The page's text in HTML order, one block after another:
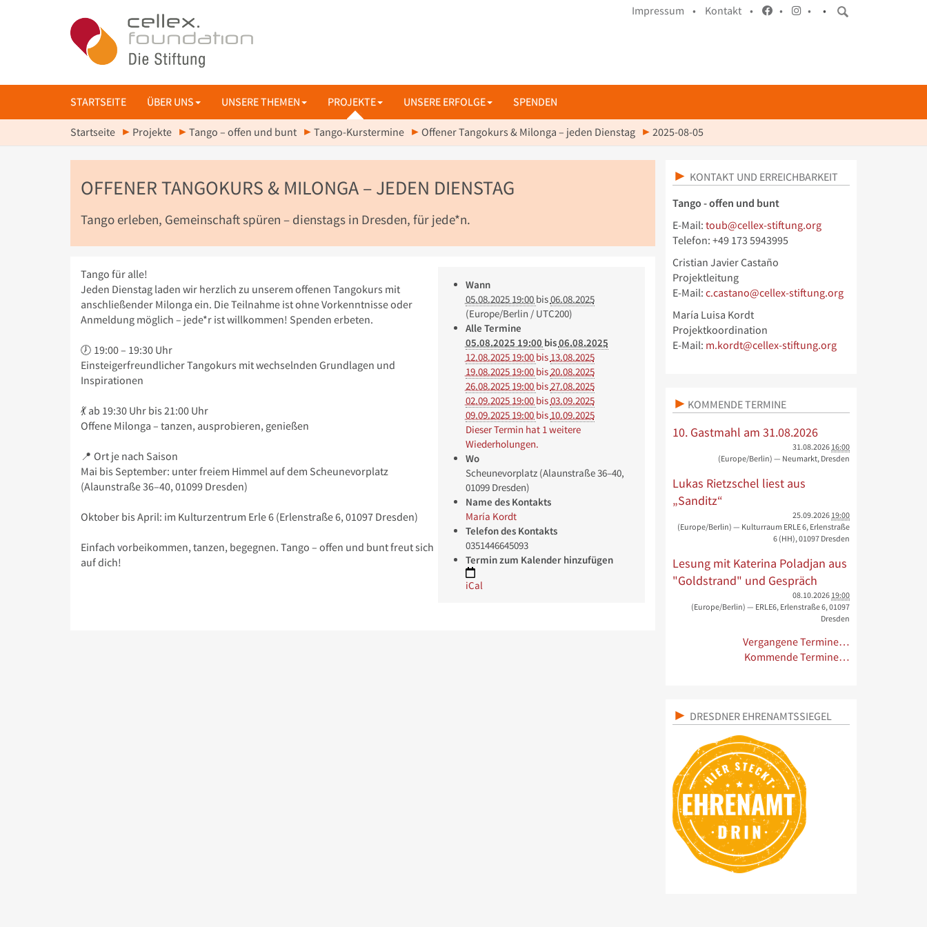
Impressum • Kontakt • • • •
STARTSEITE ÜBER UNS UNSERE THEMEN PROJEKTE UNSERE ERFOLGE SPENDEN
Startseite Projekte Tango – offen und bunt Tango-Kurstermine Offener Tangokurs & Milonga – jeden Dienstag 2025-08-05
OFFENER TANGOKURS & MILONGA – JEDEN DIENSTAG
Tango erleben, Gemeinschaft spüren – dienstags in Dresden, für jede*n.
Wann
05.08.2025 19:00 bis06.08.2025
(Europe/Berlin / UTC200)
Alle Termine
05.08.2025 19:00 bis06.08.2025
12.08.2025 19:00 bis 13.08.2025
19.08.2025 19:00 bis20.08.2025
26.08.2025 19:00 bis27.08.2025
02.09.2025 19:00 bis03.09.2025
09.09.2025 19:00 bis 10.09.2025
Dieser Termin hat 1 weitere
Wiederholungen.
Wo
Scheunevorplatz (Alaunstraße 36–40,
01099 Dresden)
Name des Kontakts
María Kordt
Telefon des Kontakts
0351446645093
Termin zum Kalender hinzufügen
iCal
Tango für alle!
Jeden Dienstag laden wir herzlich zu unserem offenen Tangokurs mit
anschließender Milonga ein. Die Teilnahme ist ohne Vorkenntnisse oder
Anmeldung möglich – jede*r ist willkommen! Spenden erbeten.
🕖 19:00 – 19:30 Uhr
Einsteigerfreundlicher Tangokurs mit wechselnden Grundlagen und
Inspirationen
💃 ab 19:30 Uhr bis 21:00 Uhr
Offene Milonga – tanzen, ausprobieren, genießen
📍 Ort je nach Saison
Mai bis September: unter freiem Himmel auf dem Scheunevorplatz
(Alaunstraße 36–40, 01099 Dresden)
Oktober bis April: im Kulturzentrum Erle 6 (Erlenstraße 6, 01097 Dresden)
Einfach vorbeikommen, tanzen, begegnen. Tango – offen und bunt freut sich
auf dich!
KONTAKT UND ERREICHBARKEIT
Tango - offen und bunt
E-Mail: toub@cellex-stiftung.org
Telefon: +49 173 5943995
Cristian Javier Castaño
Projektleitung
E-Mail: c.castano@cellex-stiftung.org
María Luisa Kordt
Projektkoordination
E-Mail: m.kordt@cellex-stiftung.org
KOMMENDE TERMINE
10. Gastmahl am 31.08.2026
31.08.2026 16:00
(Europe/Berlin) — Neumarkt, Dresden
Lukas Rietzschel liest aus
„Sanditz“
25.09.2026 19:00
(Europe/Berlin) — Kulturraum ERLE 6, Erlenstraße
6 (HH), 01097 Dresden
Lesung mit Katerina Poladjan aus
"Goldstrand" und Gespräch
08.10.2026 19:00
(Europe/Berlin) — ERLE6, Erlenstraße 6, 01097
Dresden
Vergangene Termine…
Kommende Termine…
DRESDNER EHRENAMTSSIEGEL